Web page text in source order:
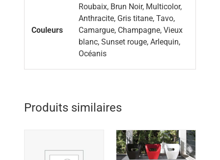
Couleurs
Roubaix, Brun Noir, Multicolor,
Anthracite, Gris titane, Tavo,
Camargue, Champagne, Vieux
blanc, Sunset rouge, Arlequin,
Océanis
Produits similaires